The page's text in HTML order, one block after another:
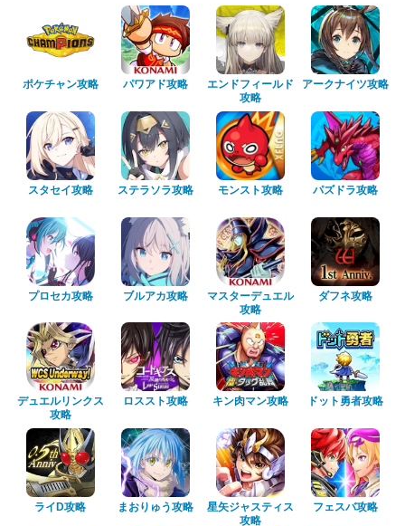
ポケチャン攻略 パワアド攻略
エンドフィールド
攻略
アークナイツ攻略
スタセイ攻略 ステラソラ攻略 モンスト攻略 パズドラ攻略
プロセカ攻略 ブルアカ攻略
マスターデュエル
攻略
ダフネ攻略
デュエルリンクス
攻略
ロススト攻略 キン肉マン攻略 ドット勇者攻略
ライD攻略 まおりゅう攻略
星矢ジャスティス
攻略
フェスバ攻略